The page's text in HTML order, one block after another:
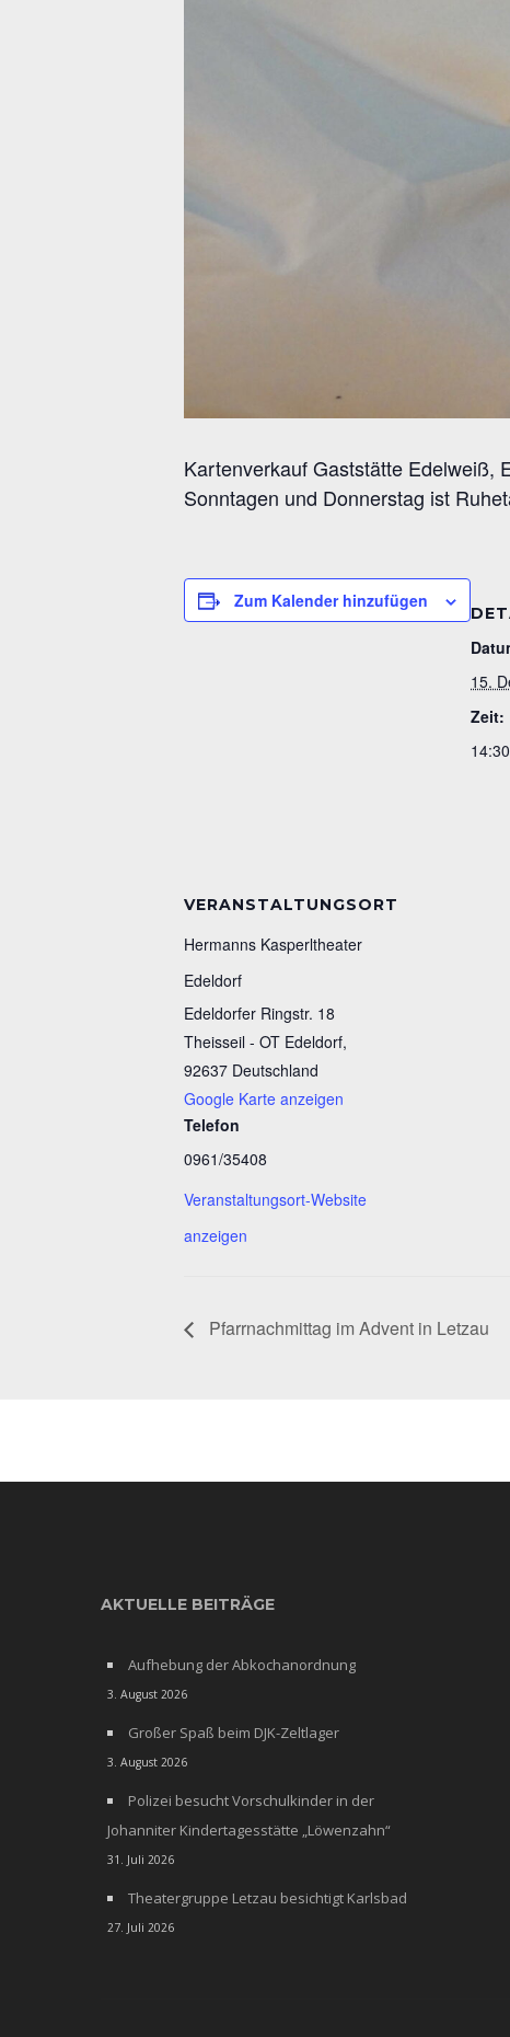
Kartenverkauf Gaststätte Edelweiß,
Sonntagen und Donnerstag ist
Zum Kalender hinzufügen
15.
Zeit:
VERANSTALTUNGSORT
Hermanns Kasperltheater
Edeldorf
Edeldorfer Ringstr. 18
Theisseil - OT Edeldorf,
92637 Deutschland
Google Karte anzeigen
Telefon
0961/35408
Veranstaltungsort-Website
anzeigen
Pfarrnachmittag im Advent in Letzau
AKTUELLE BEITRÄGE
Aufhebung der Abkochanordnung
3. August 2026
Großer Spaß beim DJK-Zeltlager
3. August 2026
Polizei besucht Vorschulkinder in der
Johanniter Kindertagesstätte „Löwenzahn“
31. Juli 2026
Theatergruppe Letzau besichtigt Karlsbad
27. Juli 2026